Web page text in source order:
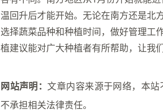
温回升后才能开始。无论在南方还是北
选择蔬菜品种和种植时间，做好管理工
植建议能对广大种植者有所帮助，让我
网站声明：文章内容来源于网络，本
不承担相关法律责任。